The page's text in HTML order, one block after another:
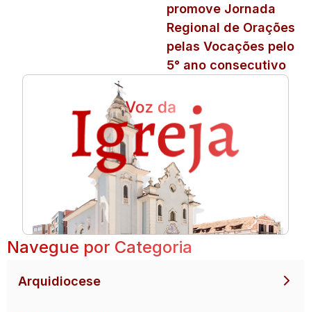
promove Jornada
Regional de Orações
pelas Vocações pelo
5° ano consecutivo
Navegue por Categoria
Arquidiocese